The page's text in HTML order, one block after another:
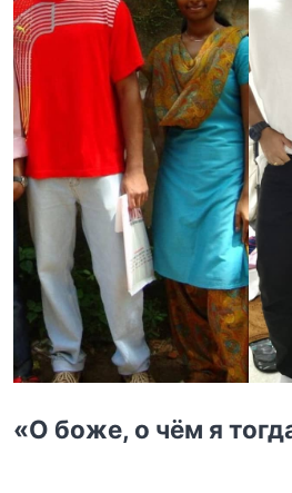
«О боже, о чём я